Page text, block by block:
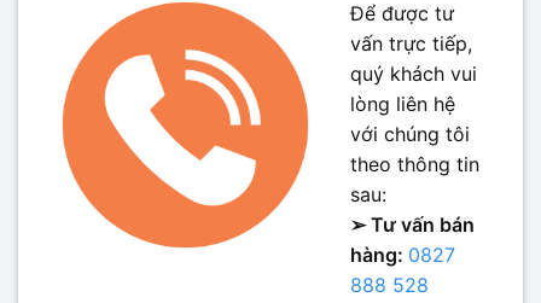
Để được tư
vấn trực tiếp,
quý khách vui
lòng liên hệ
với chúng tôi
theo thông tin
sau:
➢ Tư vấn bán
hàng: 0827
888 528